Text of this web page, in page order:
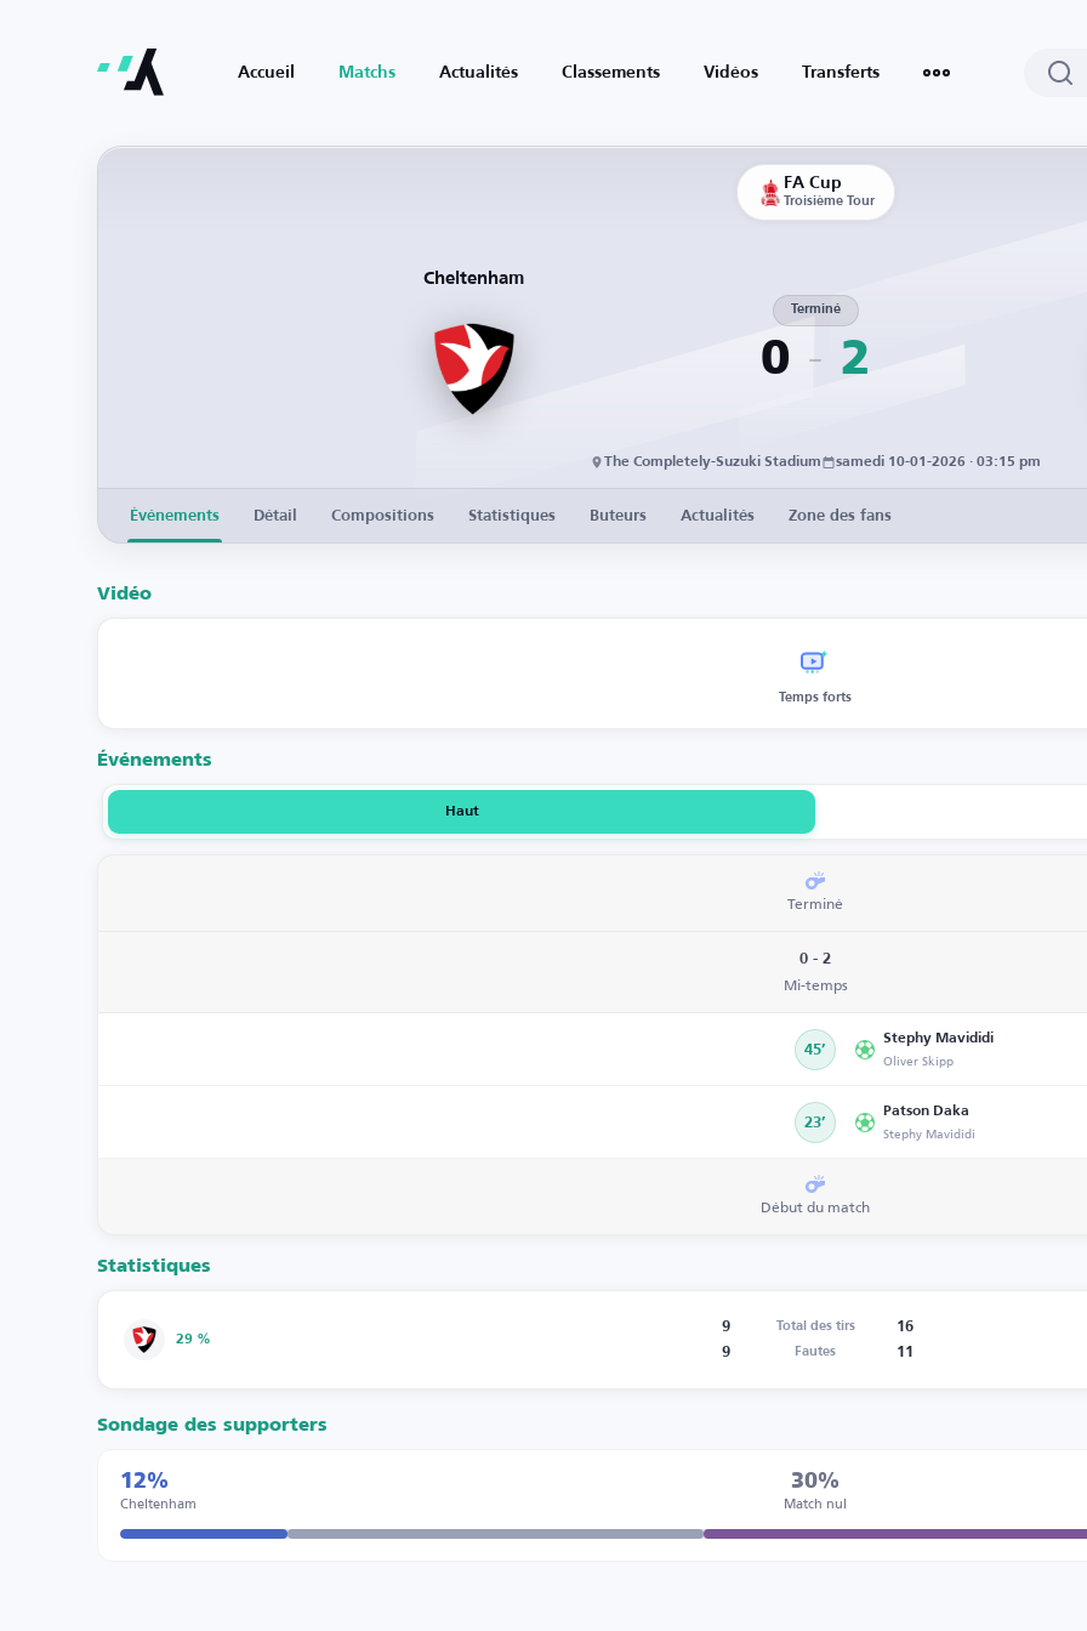
Accueil Matchs Actualités Classements Vidéos Transferts
FA Cup
Troisième Tour
Cheltenham
0
Terminé
2
The Completely-Suzuki Stadium samedi 10-01-2026 · 03:15 pm
Événements Détail Compositions Statistiques Buteurs Actualités Zone des fans
Vidéo
Temps forts
Événements
Haut
Terminé
0 - 2
Mi-temps
45’
Stephy Mavididi
Oliver Skipp
23’
Patson Daka
Stephy Mavididi
Début du match
Statistiques
29 %
9 Total des tirs
16
9
Fautes 11
Sondage des supporters
12%
Cheltenham
30%
Match nul